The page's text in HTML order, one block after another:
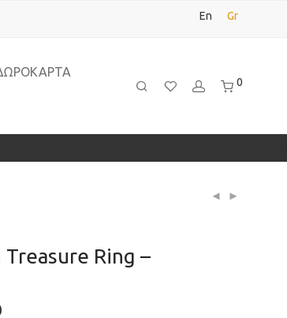
0
En Gr
Ring –
Current